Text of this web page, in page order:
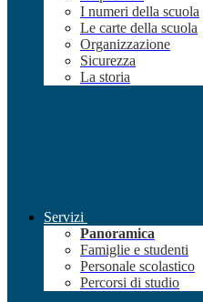
I numeri della scuola
Le carte della scuola
Organizzazione
Sicurezza
La storia
Servizi
Panoramica
Famiglie e studenti
Personale scolastico
Percorsi di studio